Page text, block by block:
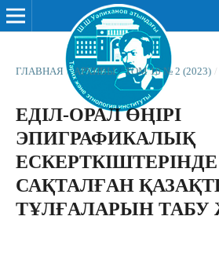
ГЛАВНАЯ / АРХИВЫ / ТОМ 10 № 2 (2023) /
ЕДІЛ-ОРАЛ ӨҢІРІ
ЭПИГРАФИКАЛЫҚ
ЕСКЕРТКІШТЕРІНДЕ
САҚТАЛҒАН
ТҰЛҒАЛАРЫН ТАБУ